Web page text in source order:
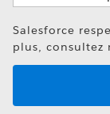
Salesforce
plus, consultez